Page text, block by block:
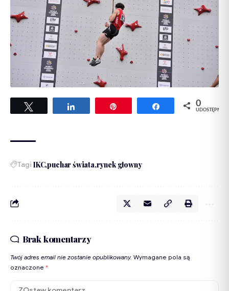
Udostępnij Udostępnij
0
UDOSTĘPNIEŃ
Tagi IKC puchar świata rynek głowny
Brak komentarzy
Twój adres email nie zostanie opublikowany. Wymagane pola są
oznaczone *